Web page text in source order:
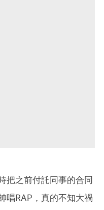
把之前付託同事的合同
唱RAP，真的不知大禍